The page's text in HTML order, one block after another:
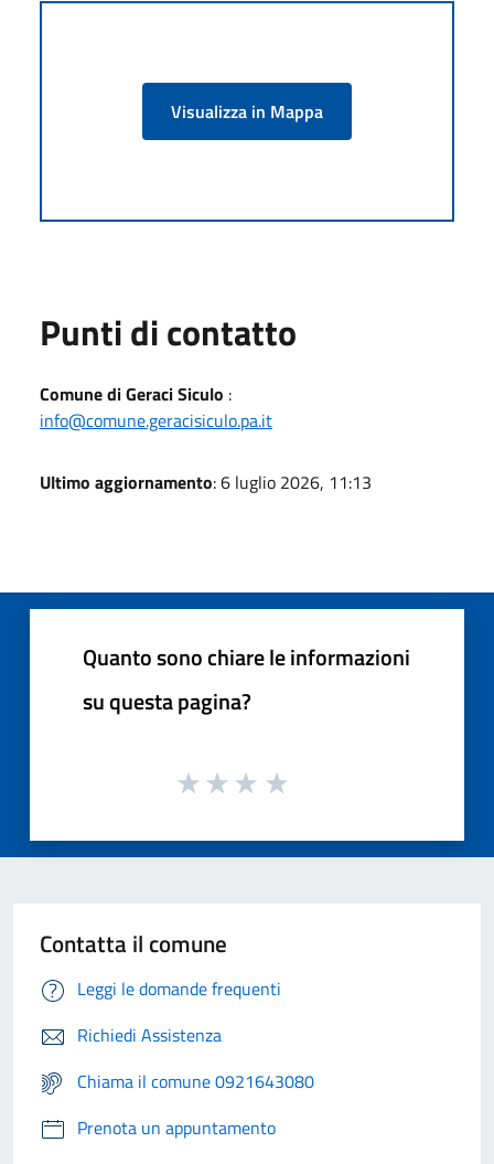
Visualizza in Mappa
Punti di contatto
Comune di Geraci Siculo :
info@comune.geracisiculo.pa.it
Ultimo aggiornamento: 6 luglio 2026, 11:13
Quanto sono chiare le informazioni
su questa pagina?
Contatta il comune
Leggi le domande frequenti
Richiedi Assistenza
Chiama il comune 0921643080
Prenota un appuntamento